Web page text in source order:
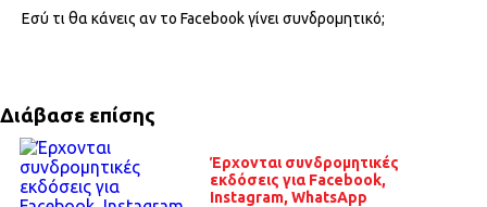
Εσύ τι θα κάνεις αν το Facebook γίνει συνδρομητικό;
Διάβασε επίσης
Έρχονται συνδρομητικές
εκδόσεις για Facebook,
Instagram, WhatsApp